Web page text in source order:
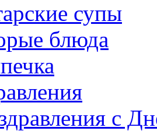
супы
блюда
с